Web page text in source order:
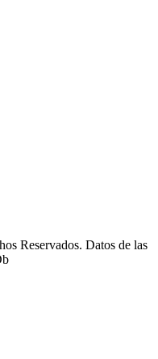
Reservados. Datos de las